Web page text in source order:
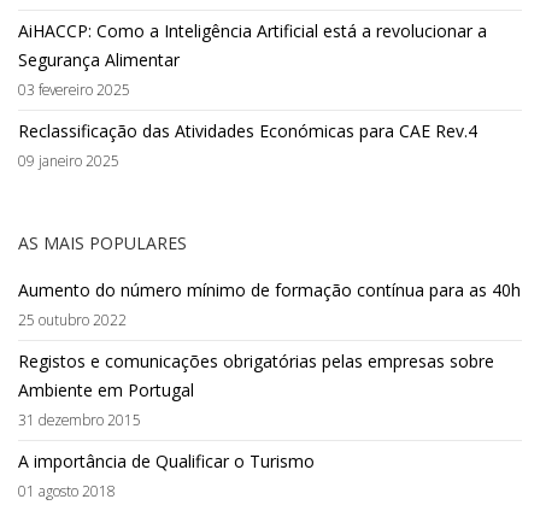
AiHACCP: Como a Inteligência Artificial está a revolucionar a
Segurança Alimentar
03 fevereiro 2025
Reclassificação das Atividades Económicas para CAE Rev.4
09 janeiro 2025
AS MAIS POPULARES
Aumento do número mínimo de formação contínua para as 40h
25 outubro 2022
Registos e comunicações obrigatórias pelas empresas sobre
Ambiente em Portugal
31 dezembro 2015
A importância de Qualificar o Turismo
01 agosto 2018